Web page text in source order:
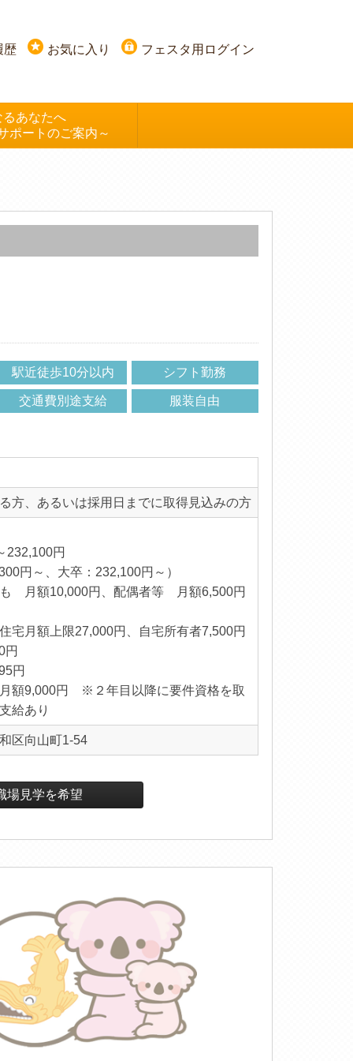
歴 お気に入り フェスタ用ログイン
あなたへ
ポートのご案内～
駅近徒歩10分以内 シフト勤務
交通費別途支給 服装自由
方、あるいは採用日までに取得見込みの方
232,100円
円～、大卒：232,100円～）
月額10,000円、配偶者等 月額6,500円
月額上限27,000円、自宅所有者7,500円
円
額9,000円 ※２年目以降に要件資格を取
給あり
区向山町1-54
場見学を希望